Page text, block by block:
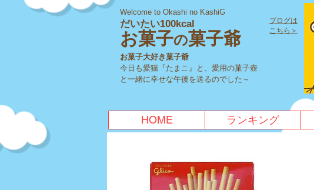
Welcome to Okashi no KashiG
だいたい100kcal
お菓子の菓子爺
お菓子大好き菓子爺
今日も愛猫『たまこ』と、愛用の菓子壺
と一緒に幸せな午後を送るのでした～
ブログは
こちら＞
HOME ランキング